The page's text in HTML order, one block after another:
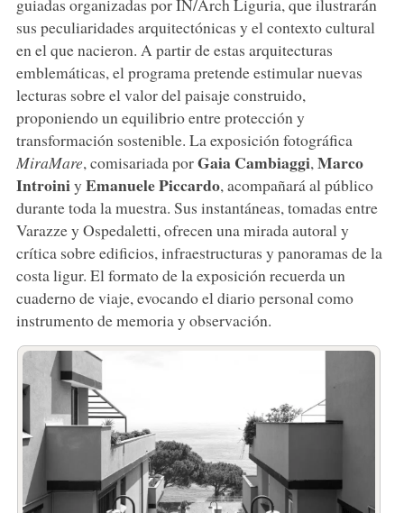
guiadas organizadas por IN/Arch Liguria, que ilustrarán
sus peculiaridades arquitectónicas y el contexto cultural
en el que nacieron. A partir de estas arquitecturas
emblemáticas, el programa pretende estimular nuevas
lecturas sobre el valor del paisaje construido,
proponiendo un equilibrio entre protección y
transformación sostenible. La exposición fotográfica
MiraMare, comisariada porGaiaCambiaggi,Marco
Introiniy EmanuelePiccardo, acompañará al público
durante toda la muestra. Sus instantáneas, tomadas entre
Varazze y Ospedaletti, ofrecen una mirada autoral y
crítica sobre edificios, infraestructuras y panoramas de la
costa ligur. El formato de la exposición recuerda un
cuaderno de viaje, evocando el diario personal como
instrumento de memoria y observación.